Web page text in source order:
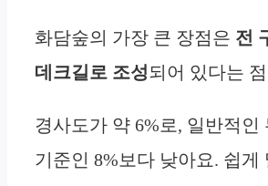
화담숲의 가장 큰 장점은 전
데크길로 조성되어 있다는
경사도가 약 6%로, 일반적인
기준인 8%보다 낮아요. 쉽게